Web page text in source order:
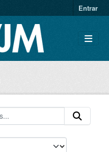
Entrar